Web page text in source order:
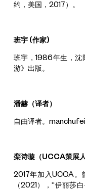
约，美国，2017）。
班宇 (作家)
班宇，1986年生，沈
游》出版。
潘赫（译者）
自由译者。
栾诗璇（UCCA策展人
2017年加入UCCA。
（2021），“伊丽莎